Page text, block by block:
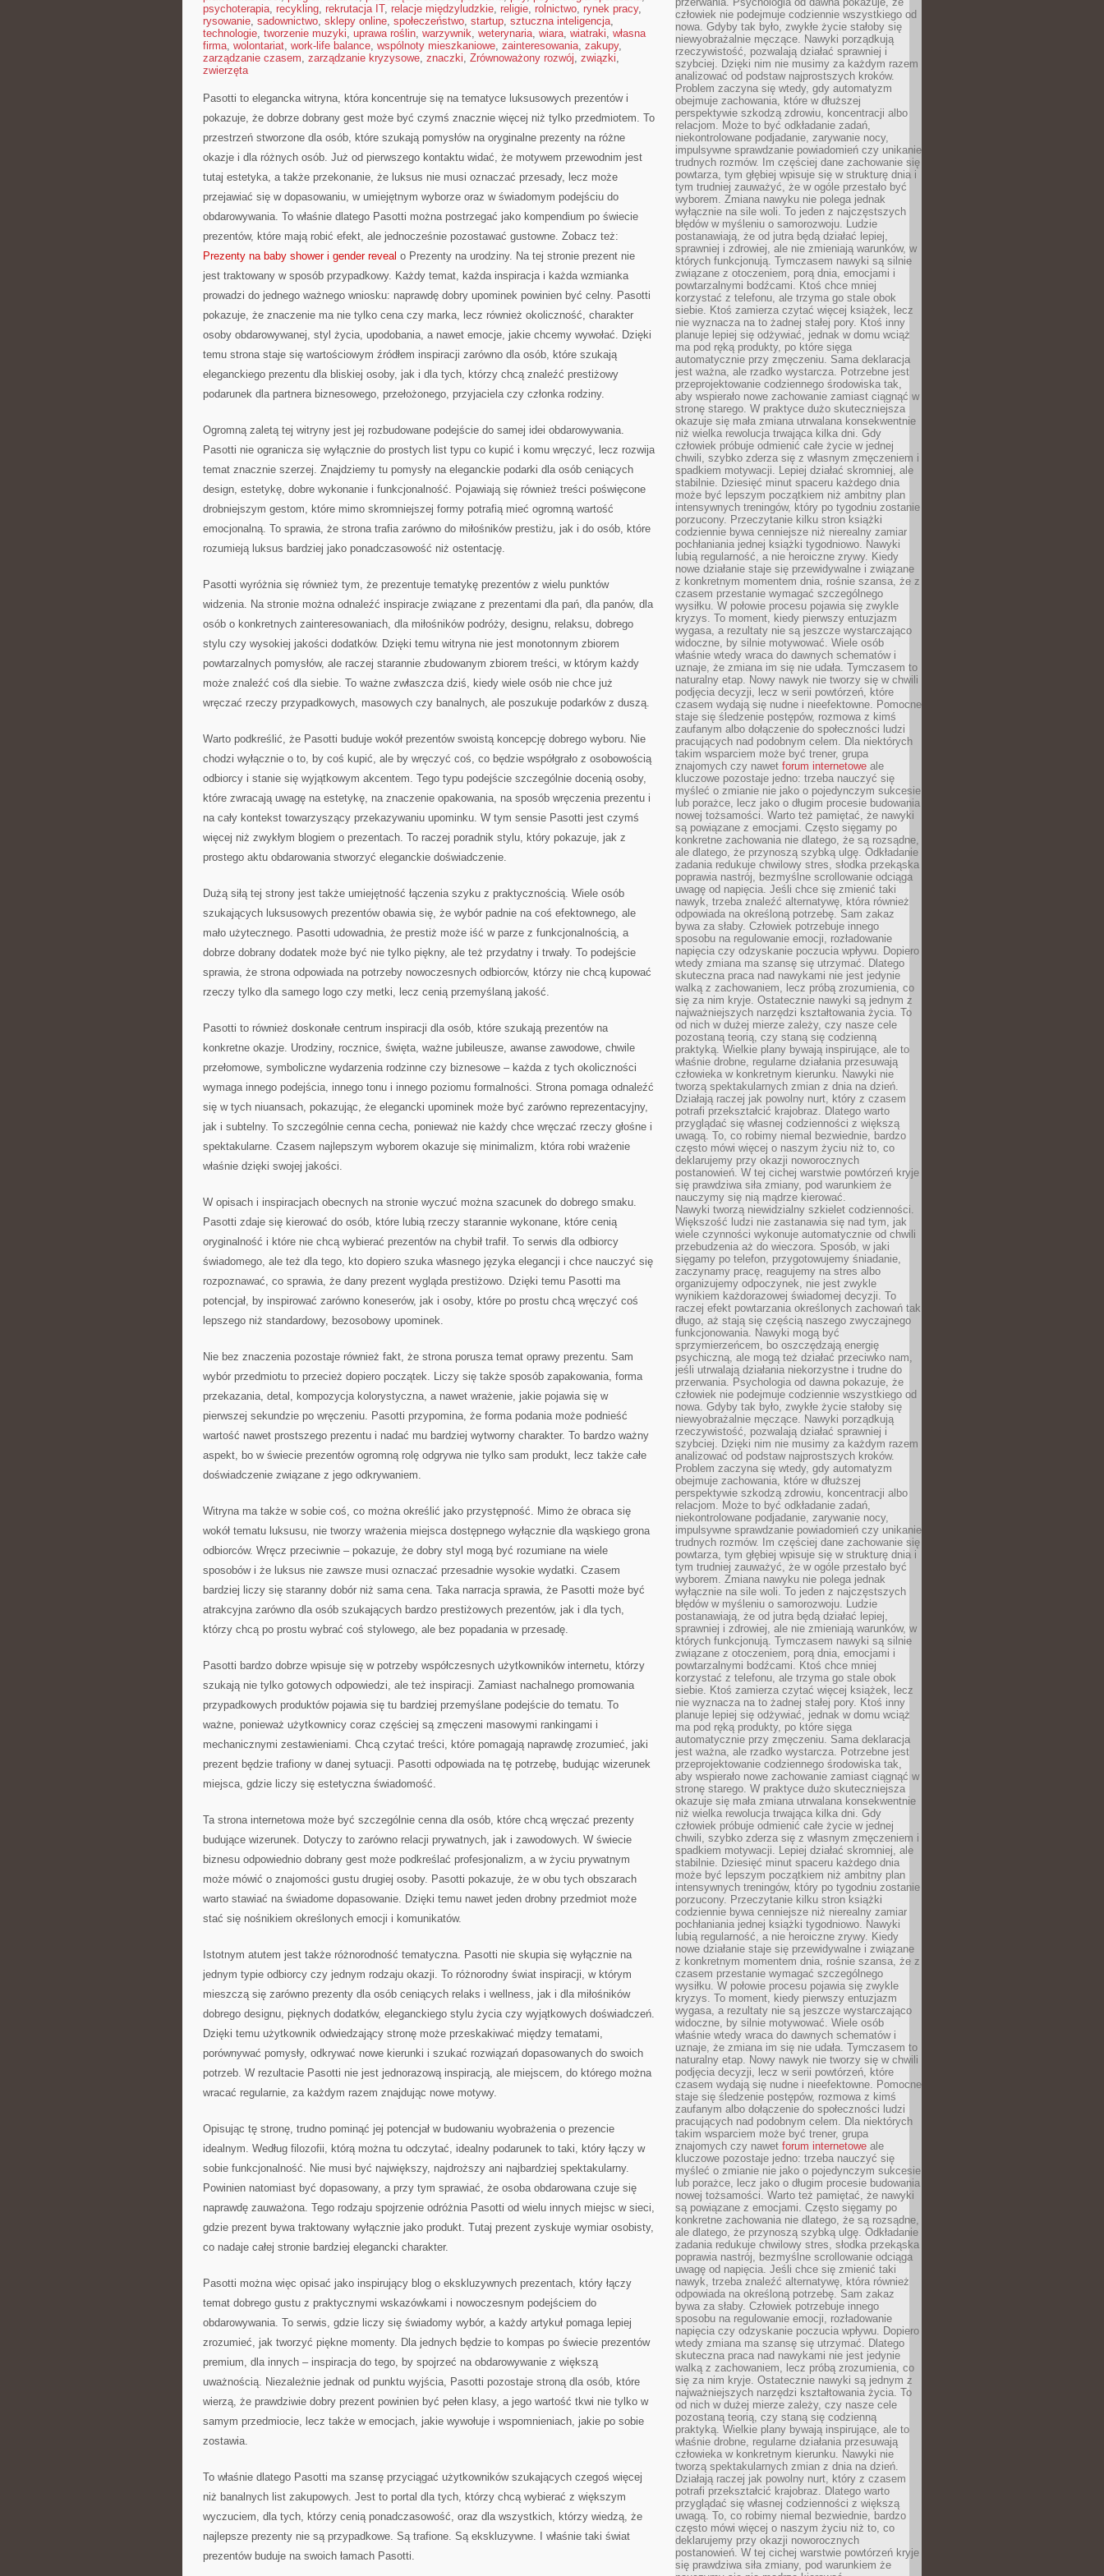
psychoterapia, recykling, rekrutacja IT, relacje międzyludzkie, religie, rolnictwo, rynek pracy,
rysowanie, sadownictwo, sklepy online, społeczeństwo, startup, sztuczna inteligencja,
technologie, tworzenie muzyki, uprawa roślin, warzywnik, weterynaria, wiara, wiatraki, własna
firma, wolontariat, work-life balance, wspólnoty mieszkaniowe, zainteresowania, zakupy,
zarządzanie czasem, zarządzanie kryzysowe, znaczki, Zrównoważony rozwój, związki,
zwierzęta
Pasotti to elegancka witryna, która koncentruje się na tematyce luksusowych prezentów i
pokazuje, że dobrze dobrany gest może być czymś znacznie więcej niż tylko przedmiotem. To
przestrzeń stworzone dla osób, które szukają pomysłów na oryginalne prezenty na różne
okazje i dla różnych osób. Już od pierwszego kontaktu widać, że motywem przewodnim jest
tutaj estetyka, a także przekonanie, że luksus nie musi oznaczać przesady, lecz może
przejawiać się w dopasowaniu, w umiejętnym wyborze oraz w świadomym podejściu do
obdarowywania. To właśnie dlatego Pasotti można postrzegać jako kompendium po świecie
prezentów, które mają robić efekt, ale jednocześnie pozostawać gustowne. Zobacz też:
Prezenty na baby shower i gender reveal o Prezenty na urodziny. Na tej stronie prezent nie
jest traktowany w sposób przypadkowy. Każdy temat, każda inspiracja i każda wzmianka
prowadzi do jednego ważnego wniosku: naprawdę dobry upominek powinien być celny. Pasotti
pokazuje, że znaczenie ma nie tylko cena czy marka, lecz również okoliczność, charakter
osoby obdarowywanej, styl życia, upodobania, a nawet emocje, jakie chcemy wywołać. Dzięki
temu strona staje się wartościowym źródłem inspiracji zarówno dla osób, które szukają
eleganckiego prezentu dla bliskiej osoby, jak i dla tych, którzy chcą znaleźć prestiżowy
podarunek dla partnera biznesowego, przełożonego, przyjaciela czy członka rodziny.
Ogromną zaletą tej witryny jest jej rozbudowane podejście do samej idei obdarowywania.
Pasotti nie ogranicza się wyłącznie do prostych list typu co kupić i komu wręczyć, lecz rozwija
temat znacznie szerzej. Znajdziemy tu pomysły na eleganckie podarki dla osób ceniących
design, estetykę, dobre wykonanie i funkcjonalność. Pojawiają się również treści poświęcone
drobniejszym gestom, które mimo skromniejszej formy potrafią mieć ogromną wartość
emocjonalną. To sprawia, że strona trafia zarówno do miłośników prestiżu, jak i do osób, które
rozumieją luksus bardziej jako ponadczasowość niż ostentację.
Pasotti wyróżnia się również tym, że prezentuje tematykę prezentów z wielu punktów
widzenia. Na stronie można odnaleźć inspiracje związane z prezentami dla pań, dla panów, dla
osób o konkretnych zainteresowaniach, dla miłośników podróży, designu, relaksu, dobrego
stylu czy wysokiej jakości dodatków. Dzięki temu witryna nie jest monotonnym zbiorem
powtarzalnych pomysłów, ale raczej starannie zbudowanym zbiorem treści, w którym każdy
może znaleźć coś dla siebie. To ważne zwłaszcza dziś, kiedy wiele osób nie chce już
wręczać rzeczy przypadkowych, masowych czy banalnych, ale poszukuje podarków z duszą.
Warto podkreślić, że Pasotti buduje wokół prezentów swoistą koncepcję dobrego wyboru. Nie
chodzi wyłącznie o to, by coś kupić, ale by wręczyć coś, co będzie współgrało z osobowością
odbiorcy i stanie się wyjątkowym akcentem. Tego typu podejście szczególnie docenią osoby,
które zwracają uwagę na estetykę, na znaczenie opakowania, na sposób wręczenia prezentu i
na cały kontekst towarzyszący przekazywaniu upominku. W tym sensie Pasotti jest czymś
więcej niż zwykłym blogiem o prezentach. To raczej poradnik stylu, który pokazuje, jak z
prostego aktu obdarowania stworzyć eleganckie doświadczenie.
Dużą siłą tej strony jest także umiejętność łączenia szyku z praktycznością. Wiele osób
szukających luksusowych prezentów obawia się, że wybór padnie na coś efektownego, ale
mało użytecznego. Pasotti udowadnia, że prestiż może iść w parze z funkcjonalnością, a
dobrze dobrany dodatek może być nie tylko piękny, ale też przydatny i trwały. To podejście
sprawia, że strona odpowiada na potrzeby nowoczesnych odbiorców, którzy nie chcą kupować
rzeczy tylko dla samego logo czy metki, lecz cenią przemyślaną jakość.
Pasotti to również doskonałe centrum inspiracji dla osób, które szukają prezentów na
konkretne okazje. Urodziny, rocznice, święta, ważne jubileusze, awanse zawodowe, chwile
przełomowe, symboliczne wydarzenia rodzinne czy biznesowe – każda z tych okoliczności
wymaga innego podejścia, innego tonu i innego poziomu formalności. Strona pomaga odnaleźć
się w tych niuansach, pokazując, że elegancki upominek może być zarówno reprezentacyjny,
jak i subtelny. To szczególnie cenna cecha, ponieważ nie każdy chce wręczać rzeczy głośne i
spektakularne. Czasem najlepszym wyborem okazuje się minimalizm, która robi wrażenie
właśnie dzięki swojej jakości.
W opisach i inspiracjach obecnych na stronie wyczuć można szacunek do dobrego smaku.
Pasotti zdaje się kierować do osób, które lubią rzeczy starannie wykonane, które cenią
oryginalność i które nie chcą wybierać prezentów na chybił trafił. To serwis dla odbiorcy
świadomego, ale też dla tego, kto dopiero szuka własnego języka elegancji i chce nauczyć się
rozpoznawać, co sprawia, że dany prezent wygląda prestiżowo. Dzięki temu Pasotti ma
potencjał, by inspirować zarówno koneserów, jak i osoby, które po prostu chcą wręczyć coś
lepszego niż standardowy, bezosobowy upominek.
Nie bez znaczenia pozostaje również fakt, że strona porusza temat oprawy prezentu. Sam
wybór przedmiotu to przecież dopiero początek. Liczy się także sposób zapakowania, forma
przekazania, detal, kompozycja kolorystyczna, a nawet wrażenie, jakie pojawia się w
pierwszej sekundzie po wręczeniu. Pasotti przypomina, że forma podania może podnieść
wartość nawet prostszego prezentu i nadać mu bardziej wytworny charakter. To bardzo ważny
aspekt, bo w świecie prezentów ogromną rolę odgrywa nie tylko sam produkt, lecz także całe
doświadczenie związane z jego odkrywaniem.
Witryna ma także w sobie coś, co można określić jako przystępność. Mimo że obraca się
wokół tematu luksusu, nie tworzy wrażenia miejsca dostępnego wyłącznie dla wąskiego grona
odbiorców. Wręcz przeciwnie – pokazuje, że dobry styl mogą być rozumiane na wiele
sposobów i że luksus nie zawsze musi oznaczać przesadnie wysokie wydatki. Czasem
bardziej liczy się staranny dobór niż sama cena. Taka narracja sprawia, że Pasotti może być
atrakcyjna zarówno dla osób szukających bardzo prestiżowych prezentów, jak i dla tych,
którzy chcą po prostu wybrać coś stylowego, ale bez popadania w przesadę.
Pasotti bardzo dobrze wpisuje się w potrzeby współczesnych użytkowników internetu, którzy
szukają nie tylko gotowych odpowiedzi, ale też inspiracji. Zamiast nachalnego promowania
przypadkowych produktów pojawia się tu bardziej przemyślane podejście do tematu. To
ważne, ponieważ użytkownicy coraz częściej są zmęczeni masowymi rankingami i
mechanicznymi zestawieniami. Chcą czytać treści, które pomagają naprawdę zrozumieć, jaki
prezent będzie trafiony w danej sytuacji. Pasotti odpowiada na tę potrzebę, budując wizerunek
miejsca, gdzie liczy się estetyczna świadomość.
Ta strona internetowa może być szczególnie cenna dla osób, które chcą wręczać prezenty
budujące wizerunek. Dotyczy to zarówno relacji prywatnych, jak i zawodowych. W świecie
biznesu odpowiednio dobrany gest może podkreślać profesjonalizm, a w życiu prywatnym
może mówić o znajomości gustu drugiej osoby. Pasotti pokazuje, że w obu tych obszarach
warto stawiać na świadome dopasowanie. Dzięki temu nawet jeden drobny przedmiot może
stać się nośnikiem określonych emocji i komunikatów.
Istotnym atutem jest także różnorodność tematyczna. Pasotti nie skupia się wyłącznie na
jednym typie odbiorcy czy jednym rodzaju okazji. To różnorodny świat inspiracji, w którym
mieszczą się zarówno prezenty dla osób ceniących relaks i wellness, jak i dla miłośników
dobrego designu, pięknych dodatków, eleganckiego stylu życia czy wyjątkowych doświadczeń.
Dzięki temu użytkownik odwiedzający stronę może przeskakiwać między tematami,
porównywać pomysły, odkrywać nowe kierunki i szukać rozwiązań dopasowanych do swoich
potrzeb. W rezultacie Pasotti nie jest jednorazową inspiracją, ale miejscem, do którego można
wracać regularnie, za każdym razem znajdując nowe motywy.
Opisując tę stronę, trudno pominąć jej potencjał w budowaniu wyobrażenia o prezencie
idealnym. Według filozofii, którą można tu odczytać, idealny podarunek to taki, który łączy w
sobie funkcjonalność. Nie musi być największy, najdroższy ani najbardziej spektakularny.
Powinien natomiast być dopasowany, a przy tym sprawiać, że osoba obdarowana czuje się
naprawdę zauważona. Tego rodzaju spojrzenie odróżnia Pasotti od wielu innych miejsc w sieci,
gdzie prezent bywa traktowany wyłącznie jako produkt. Tutaj prezent zyskuje wymiar osobisty,
co nadaje całej stronie bardziej elegancki charakter.
Pasotti można więc opisać jako inspirujący blog o ekskluzywnych prezentach, który łączy
temat dobrego gustu z praktycznymi wskazówkami i nowoczesnym podejściem do
obdarowywania. To serwis, gdzie liczy się świadomy wybór, a każdy artykuł pomaga lepiej
zrozumieć, jak tworzyć piękne momenty. Dla jednych będzie to kompas po świecie prezentów
premium, dla innych – inspiracja do tego, by spojrzeć na obdarowywanie z większą
uważnością. Niezależnie jednak od punktu wyjścia, Pasotti pozostaje stroną dla osób, które
wierzą, że prawdziwie dobry prezent powinien być pełen klasy, a jego wartość tkwi nie tylko w
samym przedmiocie, lecz także w emocjach, jakie wywołuje i wspomnieniach, jakie po sobie
zostawia.
To właśnie dlatego Pasotti ma szansę przyciągać użytkowników szukających czegoś więcej
niż banalnych list zakupowych. Jest to portal dla tych, którzy chcą wybierać z większym
wyczuciem, dla tych, którzy cenią ponadczasowość, oraz dla wszystkich, którzy wiedzą, że
najlepsze prezenty nie są przypadkowe. Są trafione. Są ekskluzywne. I właśnie taki świat
prezentów buduje na swoich łamach Pasotti.
człowiek nie podejmuje codziennie wszystkiego od
nowa. Gdyby tak było, zwykłe życie stałoby się
niewyobrażalnie męczące. Nawyki porządkują
rzeczywistość, pozwalają działać sprawniej i
szybciej. Dzięki nim nie musimy za każdym razem
analizować od podstaw najprostszych kroków.
Problem zaczyna się wtedy, gdy automatyzm
obejmuje zachowania, które w dłuższej
perspektywie szkodzą zdrowiu, koncentracji albo
relacjom. Może to być odkładanie zadań,
niekontrolowane podjadanie, zarywanie nocy,
impulsywne sprawdzanie powiadomień czy unikanie
trudnych rozmów. Im częściej dane zachowanie się
powtarza, tym głębiej wpisuje się w strukturę dnia i
tym trudniej zauważyć, że w ogóle przestało być
wyborem. Zmiana nawyku nie polega jednak
wyłącznie na sile woli. To jeden z najczęstszych
błędów w myśleniu o samorozwoju. Ludzie
postanawiają, że od jutra będą działać lepiej,
sprawniej i zdrowiej, ale nie zmieniają warunków, w
których funkcjonują. Tymczasem nawyki są silnie
związane z otoczeniem, porą dnia, emocjami i
powtarzalnymi bodźcami. Ktoś chce mniej
korzystać z telefonu, ale trzyma go stale obok
siebie. Ktoś zamierza czytać więcej książek, lecz
nie wyznacza na to żadnej stałej pory. Ktoś inny
planuje lepiej się odżywiać, jednak w domu wciąż
ma pod ręką produkty, po które sięga
automatycznie przy zmęczeniu. Sama deklaracja
jest ważna, ale rzadko wystarcza. Potrzebne jest
przeprojektowanie codziennego środowiska tak,
aby wspierało nowe zachowanie zamiast ciągnąć w
stronę starego. W praktyce dużo skuteczniejsza
okazuje się mała zmiana utrwalana konsekwentnie
niż wielka rewolucja trwająca kilka dni. Gdy
człowiek próbuje odmienić całe życie w jednej
chwili, szybko zderza się z własnym zmęczeniem i
spadkiem motywacji. Lepiej działać skromniej, ale
stabilnie. Dziesięć minut spaceru każdego dnia
może być lepszym początkiem niż ambitny plan
intensywnych treningów, który po tygodniu zostanie
porzucony. Przeczytanie kilku stron książki
codziennie bywa cenniejsze niż nierealny zamiar
pochłaniania jednej książki tygodniowo. Nawyki
lubią regularność, a nie heroiczne zrywy. Kiedy
nowe działanie staje się przewidywalne i związane
z konkretnym momentem dnia, rośnie szansa, że z
czasem przestanie wymagać szczególnego
wysiłku. W połowie procesu pojawia się zwykle
kryzys. To moment, kiedy pierwszy entuzjazm
wygasa, a rezultaty nie są jeszcze wystarczająco
widoczne, by silnie motywować. Wiele osób
właśnie wtedy wraca do dawnych schematów i
uznaje, że zmiana im się nie udała. Tymczasem to
naturalny etap. Nowy nawyk nie tworzy się w chwili
podjęcia decyzji, lecz w serii powtórzeń, które
czasem wydają się nudne i nieefektowne. Pomocne
staje się śledzenie postępów, rozmowa z kimś
zaufanym albo dołączenie do społeczności ludzi
pracujących nad podobnym celem. Dla niektórych
takim wsparciem może być trener, grupa
znajomych czy nawet forum internetowe ale
kluczowe pozostaje jedno: trzeba nauczyć się
myśleć o zmianie nie jako o pojedynczym sukcesie
lub porażce, lecz jako o długim procesie budowania
nowej tożsamości. Warto też pamiętać, że nawyki
są powiązane z emocjami. Często sięgamy po
konkretne zachowania nie dlatego, że są rozsądne,
ale dlatego, że przynoszą szybką ulgę. Odkładanie
zadania redukuje chwilowy stres, słodka przekąska
poprawia nastrój, bezmyślne scrollowanie odciąga
uwagę od napięcia. Jeśli chce się zmienić taki
nawyk, trzeba znaleźć alternatywę, która również
odpowiada na określoną potrzebę. Sam zakaz
bywa za słaby. Człowiek potrzebuje innego
sposobu na regulowanie emocji, rozładowanie
napięcia czy odzyskanie poczucia wpływu. Dopiero
wtedy zmiana ma szansę się utrzymać. Dlatego
skuteczna praca nad nawykami nie jest jedynie
walką z zachowaniem, lecz próbą zrozumienia, co
się za nim kryje. Ostatecznie nawyki są jednym z
najważniejszych narzędzi kształtowania życia. To
od nich w dużej mierze zależy, czy nasze cele
pozostaną teorią, czy staną się codzienną
praktyką. Wielkie plany bywają inspirujące, ale to
właśnie drobne, regularne działania przesuwają
człowieka w konkretnym kierunku. Nawyki nie
tworzą spektakularnych zmian z dnia na dzień.
Działają raczej jak powolny nurt, który z czasem
potrafi przekształcić krajobraz. Dlatego warto
przyglądać się własnej codzienności z większą
uwagą. To, co robimy niemal bezwiednie, bardzo
często mówi więcej o naszym życiu niż to, co
deklarujemy przy okazji noworocznych
postanowień. W tej cichej warstwie powtórzeń kryje
się prawdziwa siła zmiany, pod warunkiem że
nauczymy się nią mądrze kierować.
Nawyki tworzą niewidzialny szkielet codzienności.
Większość ludzi nie zastanawia się nad tym, jak
wiele czynności wykonuje automatycznie od chwili
przebudzenia aż do wieczora. Sposób, w jaki
sięgamy po telefon, przygotowujemy śniadanie,
zaczynamy pracę, reagujemy na stres albo
organizujemy odpoczynek, nie jest zwykle
wynikiem każdorazowej świadomej decyzji. To
raczej efekt powtarzania określonych zachowań tak
długo, aż stają się częścią naszego zwyczajnego
funkcjonowania. Nawyki mogą być
sprzymierzeńcem, bo oszczędzają energię
psychiczną, ale mogą też działać przeciwko nam,
jeśli utrwalają działania niekorzystne i trudne do
przerwania. Psychologia od dawna pokazuje, że
człowiek nie podejmuje codziennie wszystkiego od
nowa. Gdyby tak było, zwykłe życie stałoby się
niewyobrażalnie męczące. Nawyki porządkują
rzeczywistość, pozwalają działać sprawniej i
szybciej. Dzięki nim nie musimy za każdym razem
analizować od podstaw najprostszych kroków.
Problem zaczyna się wtedy, gdy automatyzm
obejmuje zachowania, które w dłuższej
perspektywie szkodzą zdrowiu, koncentracji albo
relacjom. Może to być odkładanie zadań,
niekontrolowane podjadanie, zarywanie nocy,
impulsywne sprawdzanie powiadomień czy unikanie
trudnych rozmów. Im częściej dane zachowanie się
powtarza, tym głębiej wpisuje się w strukturę dnia i
tym trudniej zauważyć, że w ogóle przestało być
wyborem. Zmiana nawyku nie polega jednak
wyłącznie na sile woli. To jeden z najczęstszych
błędów w myśleniu o samorozwoju. Ludzie
postanawiają, że od jutra będą działać lepiej,
sprawniej i zdrowiej, ale nie zmieniają warunków, w
których funkcjonują. Tymczasem nawyki są silnie
związane z otoczeniem, porą dnia, emocjami i
powtarzalnymi bodźcami. Ktoś chce mniej
korzystać z telefonu, ale trzyma go stale obok
siebie. Ktoś zamierza czytać więcej książek, lecz
nie wyznacza na to żadnej stałej pory. Ktoś inny
planuje lepiej się odżywiać, jednak w domu wciąż
ma pod ręką produkty, po które sięga
automatycznie przy zmęczeniu. Sama deklaracja
jest ważna, ale rzadko wystarcza. Potrzebne jest
przeprojektowanie codziennego środowiska tak,
aby wspierało nowe zachowanie zamiast ciągnąć w
stronę starego. W praktyce dużo skuteczniejsza
okazuje się mała zmiana utrwalana konsekwentnie
niż wielka rewolucja trwająca kilka dni. Gdy
człowiek próbuje odmienić całe życie w jednej
chwili, szybko zderza się z własnym zmęczeniem i
spadkiem motywacji. Lepiej działać skromniej, ale
stabilnie. Dziesięć minut spaceru każdego dnia
może być lepszym początkiem niż ambitny plan
intensywnych treningów, który po tygodniu zostanie
porzucony. Przeczytanie kilku stron książki
codziennie bywa cenniejsze niż nierealny zamiar
pochłaniania jednej książki tygodniowo. Nawyki
lubią regularność, a nie heroiczne zrywy. Kiedy
nowe działanie staje się przewidywalne i związane
z konkretnym momentem dnia, rośnie szansa, że z
czasem przestanie wymagać szczególnego
wysiłku. W połowie procesu pojawia się zwykle
kryzys. To moment, kiedy pierwszy entuzjazm
wygasa, a rezultaty nie są jeszcze wystarczająco
widoczne, by silnie motywować. Wiele osób
właśnie wtedy wraca do dawnych schematów i
uznaje, że zmiana im się nie udała. Tymczasem to
naturalny etap. Nowy nawyk nie tworzy się w chwili
podjęcia decyzji, lecz w serii powtórzeń, które
czasem wydają się nudne i nieefektowne. Pomocne
staje się śledzenie postępów, rozmowa z kimś
zaufanym albo dołączenie do społeczności ludzi
pracujących nad podobnym celem. Dla niektórych
takim wsparciem może być trener, grupa
znajomych czy nawet forum internetowe ale
kluczowe pozostaje jedno: trzeba nauczyć się
myśleć o zmianie nie jako o pojedynczym sukcesie
lub porażce, lecz jako o długim procesie budowania
nowej tożsamości. Warto też pamiętać, że nawyki
są powiązane z emocjami. Często sięgamy po
konkretne zachowania nie dlatego, że są rozsądne,
ale dlatego, że przynoszą szybką ulgę. Odkładanie
zadania redukuje chwilowy stres, słodka przekąska
poprawia nastrój, bezmyślne scrollowanie odciąga
uwagę od napięcia. Jeśli chce się zmienić taki
nawyk, trzeba znaleźć alternatywę, która również
odpowiada na określoną potrzebę. Sam zakaz
bywa za słaby. Człowiek potrzebuje innego
sposobu na regulowanie emocji, rozładowanie
napięcia czy odzyskanie poczucia wpływu. Dopiero
wtedy zmiana ma szansę się utrzymać. Dlatego
skuteczna praca nad nawykami nie jest jedynie
walką z zachowaniem, lecz próbą zrozumienia, co
się za nim kryje. Ostatecznie nawyki są jednym z
najważniejszych narzędzi kształtowania życia. To
od nich w dużej mierze zależy, czy nasze cele
pozostaną teorią, czy staną się codzienną
praktyką. Wielkie plany bywają inspirujące, ale to
właśnie drobne, regularne działania przesuwają
człowieka w konkretnym kierunku. Nawyki nie
tworzą spektakularnych zmian z dnia na dzień.
Działają raczej jak powolny nurt, który z czasem
potrafi przekształcić krajobraz. Dlatego warto
przyglądać się własnej codzienności z większą
uwagą. To, co robimy niemal bezwiednie, bardzo
często mówi więcej o naszym życiu niż to, co
deklarujemy przy okazji noworocznych
postanowień. W tej cichej warstwie powtórzeń kryje
się prawdziwa siła zmiany, pod warunkiem że